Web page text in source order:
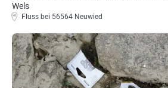
Wels
Fluss bei 56564 Neuwied